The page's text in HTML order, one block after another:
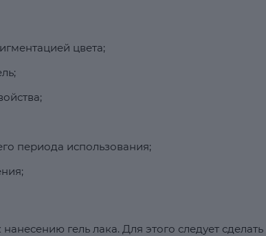
цвета;
периода использования;
гель лака. Для этого следует сделать